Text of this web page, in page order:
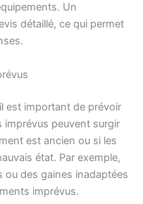
Un
détaillé, ce qui permet
est important de prévoir
imprévus peuvent surgir
est ancien ou si les
état. Par exemple,
ou des gaines inadaptées
imprévus.